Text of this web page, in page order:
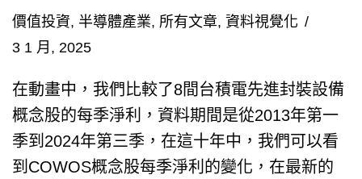
價值投資, 半導體產業, 所有文章, 資料視覺化
3 1 月, 2025
在動畫中，我們比較了8間台積電先進封裝設備
概念股的每季淨利，資料期間是從2013年第一
季到2024年第三季，在這十年中，我們可以看
到COWOS概念股每季淨利的變化，在最新的